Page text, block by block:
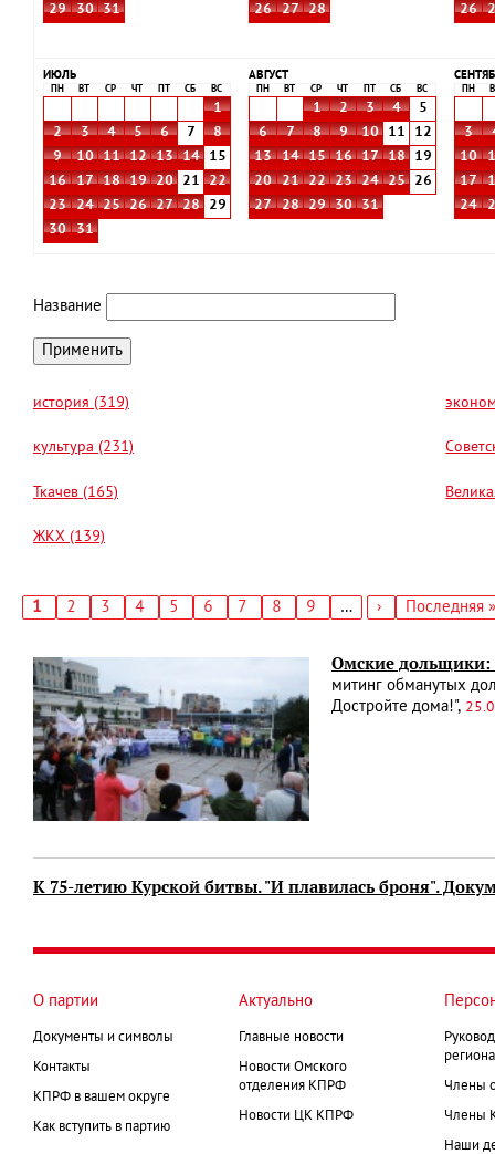
29
30 31
26
27 28
26
ИЮЛЬ
ПН ВТ СР ЧТ СБ ВС
1
2
3 4 5 6 7
8
9
10 11 12 13 14
15
16
17 18 19 20 21
22
23
24 25 26 27 28
29
30
31
АВГУСТ
ПН ВТ СР ЧТ СБ ВС
1 2 3 4
5
6
7 8 9 10 11
12
13
14 15 16 17 18
19
20
21 22 23 24 25
26
27
28 29 30 31
ПН
3
10
17
24
Название
история (319)
культура (231)
Ткачев (165)
ЖКХ (139)
Текущая
1 Страница
2 Страница
3 Страница
4 Страница
5 Страница
6 Страница
7 Страница
8 Страница
9 …
Следующая
›
Последняя
Последняя »
Омские дольщики:
митинг обманутых
Достройте дома!",
К 75-летию Курской битвы. "И плавилась броня".
О партии
Документы и символы
Контакты
КПРФ в вашем округе
Как вступить в партию
Актуально
Главные новости
Новости Омского
отделения КПРФ
Новости ЦК КПРФ
Члены
Члены
Наши